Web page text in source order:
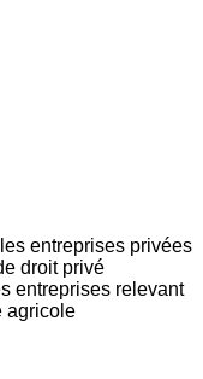
entreprises privées
droit privé
entreprises relevant
agricole